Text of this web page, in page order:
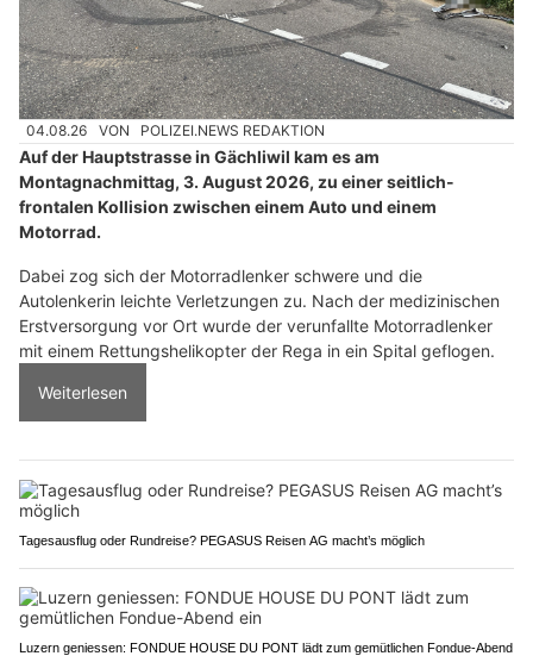
04.08.26 VON POLIZEI.NEWS REDAKTION
Auf der Hauptstrasse in Gächliwil kam es am
Montagnachmittag, 3. August 2026, zu einer seitlich-
frontalen Kollision zwischen einem Auto und einem
Motorrad.
Dabei zog sich der Motorradlenker schwere und die
Autolenkerin leichte Verletzungen zu. Nach der medizinischen
Erstversorgung vor Ort wurde der verunfallte Motorradlenker
mit einem Rettungshelikopter der Rega in ein Spital geflogen.
Weiterlesen
Tagesausflug oder Rundreise? PEGASUS Reisen AG macht’s möglich
Luzern geniessen: FONDUE HOUSE DU PONT lädt zum gemütlichen Fondue-Abend